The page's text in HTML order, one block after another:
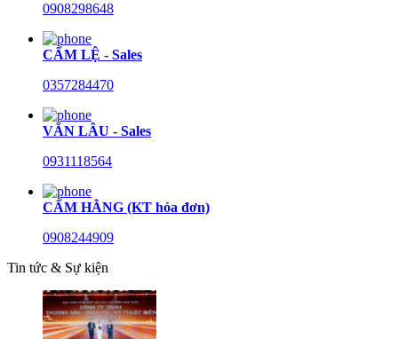
0908298648
CẨM LỆ - Sales
0357284470
VĂN LÂU - Sales
0931118564
CẨM HẰNG (KT hóa đơn)
0908244909
Tin tức & Sự kiện